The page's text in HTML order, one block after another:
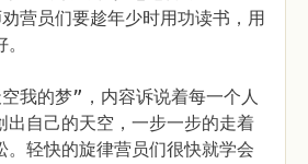
营员们要趁年少时用功读书，用
我的梦”，内容诉说着每一个人
出自己的天空，一步一步的走着
。轻快的旋律营员们很快就学会